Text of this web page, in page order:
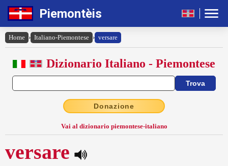
Piemontèis
Home › Italiano-Piemontese › versare
Dizionario Italiano - Piemontese
Donazione
Vai al dizionario piemontese-italiano
versare